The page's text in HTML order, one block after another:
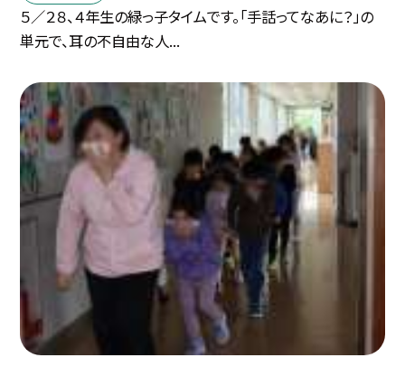
５／２８、４年生の緑っ子タイムです。「手話ってなあに？」の
単元で、耳の不自由な人...